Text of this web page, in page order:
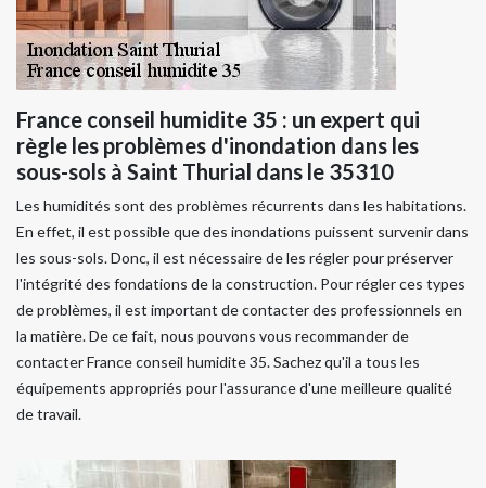
France conseil humidite 35 : un expert qui
règle les problèmes d'inondation dans les
sous-sols à Saint Thurial dans le 35310
Les humidités sont des problèmes récurrents dans les habitations.
En effet, il est possible que des inondations puissent survenir dans
les sous-sols. Donc, il est nécessaire de les régler pour préserver
l'intégrité des fondations de la construction. Pour régler ces types
de problèmes, il est important de contacter des professionnels en
la matière. De ce fait, nous pouvons vous recommander de
contacter France conseil humidite 35. Sachez qu'il a tous les
équipements appropriés pour l'assurance d'une meilleure qualité
de travail.